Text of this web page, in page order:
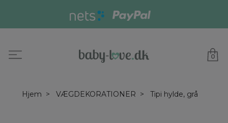
0
Hjem VÆGDEKORATIONER Tipi hylde, grå